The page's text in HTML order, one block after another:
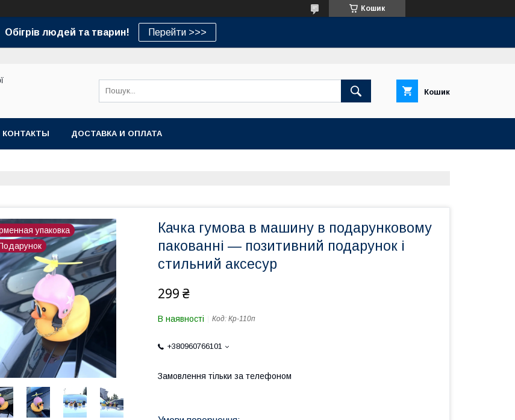
Кошик
Обігрів людей та тварин! Перейти >>>
Кошик
КОНТАКТЫ ДОСТАВКА И ОПЛАТА
упаковка
Качка гумова в машину в подарунковому
пакованні — позитивний подарунок і
стильний аксесур
299 ₴
В наявності Код: Кр-110п
+380960766101
Замовлення тільки за телефоном